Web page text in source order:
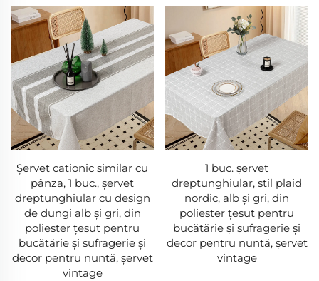
Șervet cationic similar cu
pânza, 1 buc., șervet
dreptunghiular cu design
de dungi alb și gri, din
poliester țesut pentru
bucătărie și sufragerie și
decor pentru nuntă, șervet
vintage
1 buc. șervet
dreptunghiular, stil plaid
nordic, alb și gri, din
poliester țesut pentru
bucătărie și sufragerie și
decor pentru nuntă, șervet
vintage